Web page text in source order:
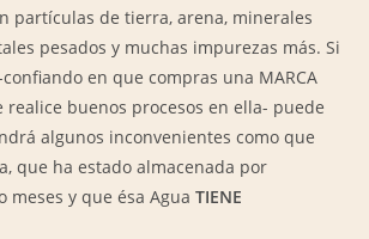
partículas de tierra, arena, minerales
pesados y muchas impurezas más. Si
en que compras una MARCA
realice buenos procesos en ella- puede
algunos inconvenientes como que
que ha estado almacenada por
meses y que ésa AguaTIENE